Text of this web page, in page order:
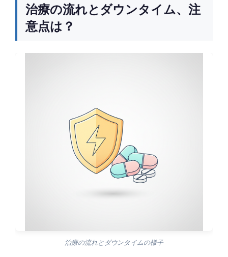
治療の流れとダウンタイム、注
意点は？
治療の流れとダウンタイムの様子